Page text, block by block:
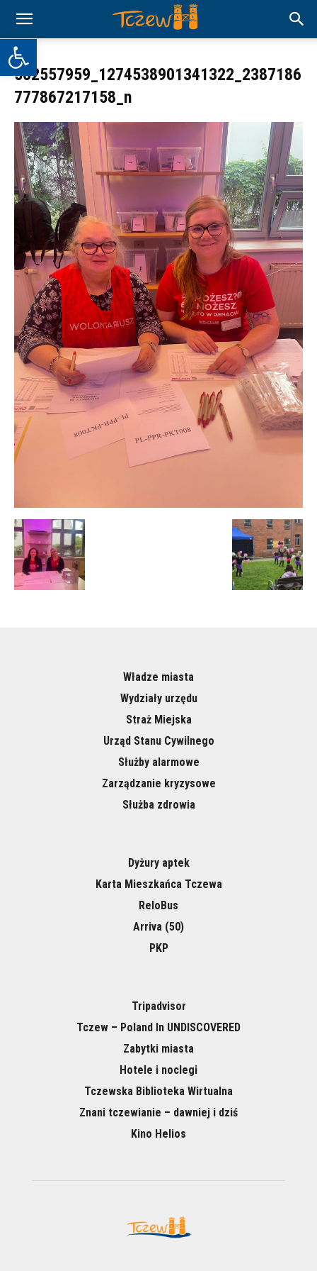
Otwórz pasek narzędzi
502557959_1274538901341322_2387186
777867217158_n
Władze miasta
Wydziały urzędu
Straż Miejska
Urząd Stanu Cywilnego
Służby alarmowe
Zarządzanie kryzysowe
Służba zdrowia
Dyżury aptek
Karta Mieszkańca Tczewa
ReloBus
Arriva (50)
PKP
Tripadvisor
Tczew – Poland In UNDISCOVERED
Zabytki miasta
Hotele i noclegi
Tczewska Biblioteka Wirtualna
Znani tczewianie – dawniej i dziś
Kino Helios